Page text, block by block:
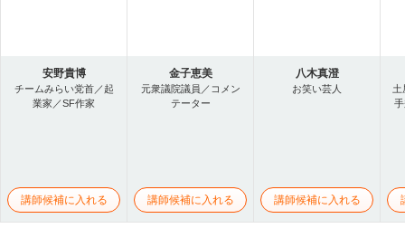
安野貴博
チームみらい党首／起
業家／SF作家
講師候補に入れる
金子恵美
元衆議院議員／コメン
テーター
講師候補に入れる
八木真澄
お笑い芸人
講師候補に入れる
土